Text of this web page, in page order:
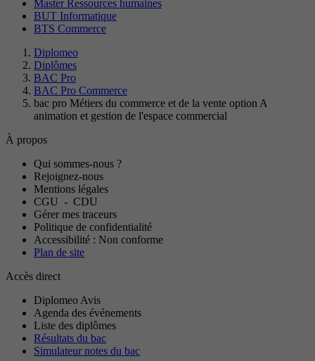
Master Ressources humaines
BUT Informatique
BTS Commerce
Diplomeo
Diplômes
BAC Pro
BAC Pro Commerce
bac pro Métiers du commerce et de la vente option A
animation et gestion de l'espace commercial
À propos
Qui sommes-nous ?
Rejoignez-nous
Mentions légales
CGU - CDU
Gérer mes traceurs
Politique de confidentialité
Accessibilité : Non conforme
Plan de site
Accès direct
Diplomeo Avis
Agenda des événements
Liste des diplômes
Résultats du bac
Simulateur notes du bac